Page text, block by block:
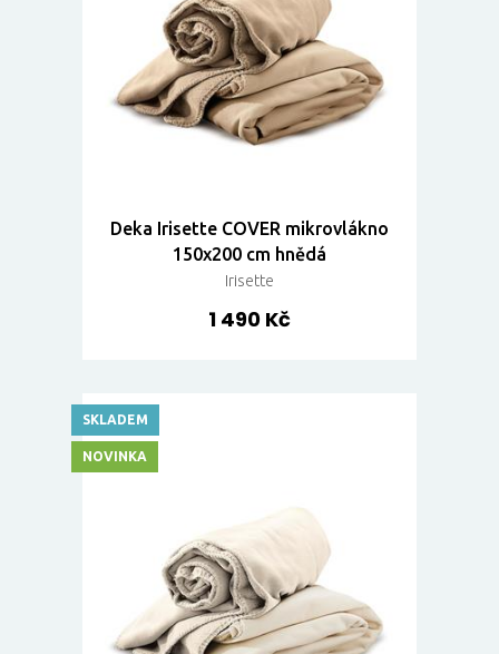
Deka Irisette COVER mikrovlákno
150x200 cm hnědá
Irisette
1 490 Kč
SKLADEM
NOVINKA